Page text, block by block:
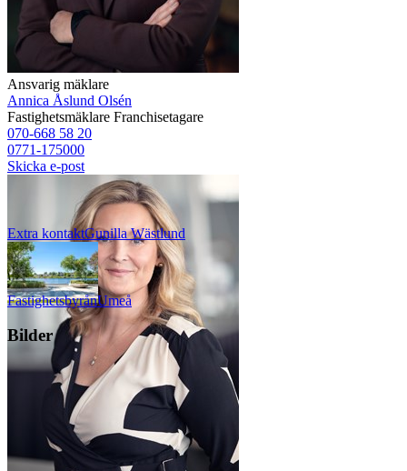
Ansvarig mäklare
Annica Åslund Olsén
Fastighetsmäklare Franchisetagare
070-668 58 20
0771-175000
Skicka e-post
Extra kontaktGunilla Wästlund
FastighetsbyrånUmeå
Bilder